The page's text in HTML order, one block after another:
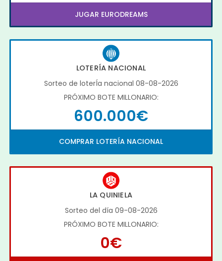
JUGAR EURODREAMS
LOTERÍA NACIONAL
Sorteo de loterÍa nacional 08-08-2026
PRÓXIMO BOTE MILLONARIO:
600.000€
COMPRAR LOTERÍA NACIONAL
LA QUINIELA
Sorteo del día 09-08-2026
PRÓXIMO BOTE MILLONARIO:
0€